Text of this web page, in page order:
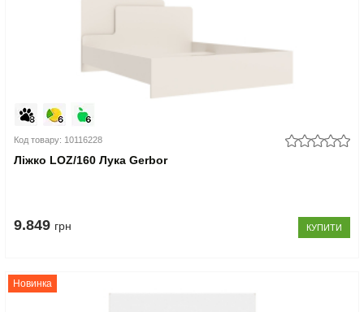
Код товару: 10116228
Ліжко LOZ/160 Лука Gerbor
9.849 грн КУПИТИ
Новинка